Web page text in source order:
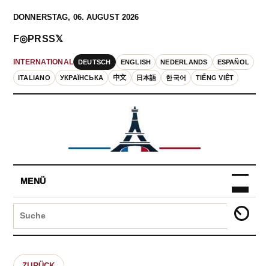
DONNERSTAG, 06. AUGUST 2026
INTERNATIONAL DEUTSCH ENGLISH NEDERLANDS ESPAÑOL
ITALIANO УКРАЇНСЬКА 中文 日本語 한국어 TIẾNG VIỆT
F◎PRSS𝕏
MENÜ